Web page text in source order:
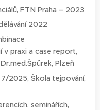
FTN Praha – 2023
2022
praxi a case report,
Plzeň
2025, Škola tejpování,
seminářích,